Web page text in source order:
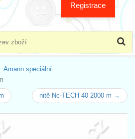
Registrace
Amann speciální
nitě Nc-TECH 40 2000 m →